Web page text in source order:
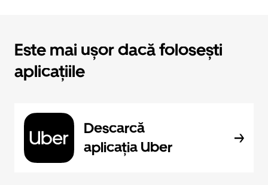
Este mai ușor dacă folosești
aplicațiile
Descarcă
aplicația Uber